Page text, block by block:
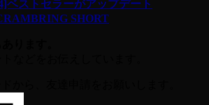
ストセラーがアップデート
SHORT